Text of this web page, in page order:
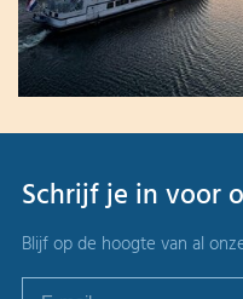
Schrijf je in voor
Blijf op de hoogte van al